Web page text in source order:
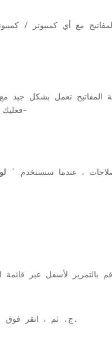
المفاتيح تعمل بشكل جيد
فعليك حل المشكلة باتباع هذه الإصلاحات-
، عندما سنستخدم '
بالتمرير لأسفل عبر قائمة
ج. ثم ، انقر لفتحه.